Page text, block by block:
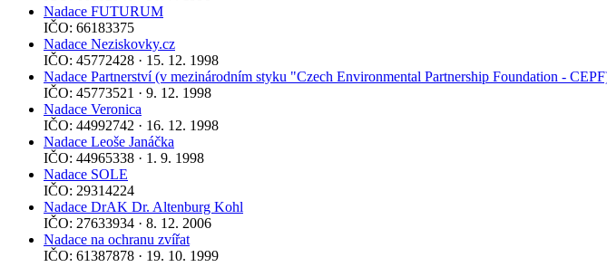
Nadace FUTURUM
IČO: 66183375
Nadace Neziskovky.cz
IČO: 45772428 · 15. 12. 1998
Nadace Partnerství (v mezinárodním styku "Czech Environmental Partnership Foundation -
IČO: 45773521 · 9. 12. 1998
Nadace Veronica
IČO: 44992742 · 16. 12. 1998
Nadace Leoše Janáčka
IČO: 44965338 · 1. 9. 1998
Nadace SOLE
IČO: 29314224
Nadace DrAK Dr. Altenburg Kohl
IČO: 27633934 · 8. 12. 2006
Nadace na ochranu zvířat
IČO: 61387878 · 19. 10. 1999